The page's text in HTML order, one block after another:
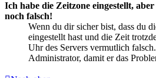
Ich habe die Zeitzone eingestellt,
noch falsch!
Wenn du dir sicher bist, dass du
eingestellt hast und die Zeit
Uhr des Servers vermutlich
Administrator, damit er das